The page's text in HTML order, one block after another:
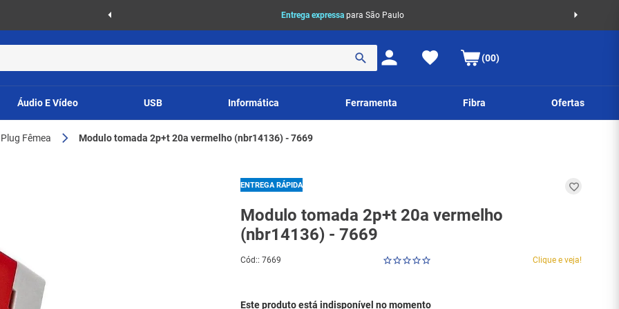
Entrega expressa para São Paulo
(00)
Áudio E Vídeo USB Informática Ferramenta Fibra Ofertas
Plug Fêmea Modulo tomada 2p+t 20a vermelho (nbr14136) - 7669
ENTREGA RÁPIDA
Modulo tomada 2p+t 20a vermelho
(nbr14136) - 7669
Cód:: 7669 Clique e veja!
Este produto está indisponível no momento